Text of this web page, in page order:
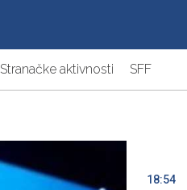
Stranačke aktivnosti SFF
18:54